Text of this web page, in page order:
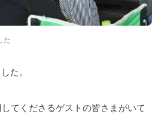
た
た。
てくださるゲストの皆さまがいて